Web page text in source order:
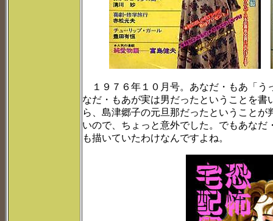
１９７６年１０月号。あなだ・もあ「う
なだ・もあが実は男だったということを
ら、島津郷子の元旦那だったということ
いので、ちょっと意外でした。でもあな
も描いていたわけなんですよね。